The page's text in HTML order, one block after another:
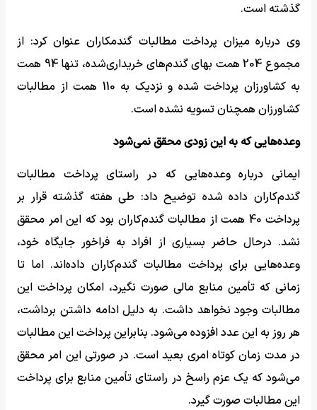
گذشته است.
وی درباره میزان پرداخت مطالبات گندمکاران عنوان کرد: از
مجموع 204 همت بهای گندم‌های خریداری‌شده، تنها 94 همت
به کشاورزان پرداخت شده و نزدیک به 110 همت از مطالبات
کشاورزان همچنان تسویه نشده است.
وعده‌هایی که به این زودی محقق نمی‌شود
ایمانی درباره وعده‌هایی که در راستای پرداخت مطالبات
گندم‌کاران داده شده توضیح داد: طی هفته گذشته قرار بر
پرداخت 40 همت از مطالبات گندم‌کاران بود که این امر محقق
نشد. درحال حاضر بسیاری از افراد به فراخور جایگاه خود،
وعده‌هایی برای پرداخت مطالبات گندم‌کاران داده‌اند. اما تا
زمانی که تأمین منابع مالی صورت نگیرد، امکان پرداخت این
مطالبات وجود نخواهد داشت. به دلیل ادامه داشتن برداشت،
هر‌ روز به این عدد افزوده می‌شود. بنابراین پرداخت این مطالبات
در مدت ‎زمان کوتاه امری بعید است. در صورتی این امر محقق
می‌شود که یک عزم راسخ در راستای تأمین منابع برای پرداخت
این مطالبات صورت گیرد.